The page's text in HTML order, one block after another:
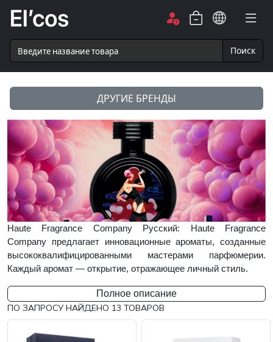
Поиск
ДРУГИЕ БРЕНДЫ
Haute Fragrance Company Русский: Haute Fragrance
Company предлагает инновационные ароматы, созданные
высококвалифицированными мастерами парфюмерии.
Каждый аромат — открытие, отражающее личный стиль.
Полное описание
ПО ЗАПРОСУ НАЙДЕНО 13 ТОВАРОВ